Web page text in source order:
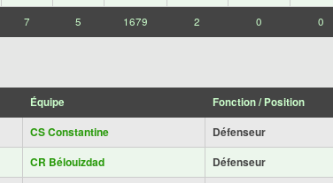
7 5 1679 2 0 0
Équipe Fonction / Position
CS Constantine
Défenseur
CR Bélouizdad
Défenseur